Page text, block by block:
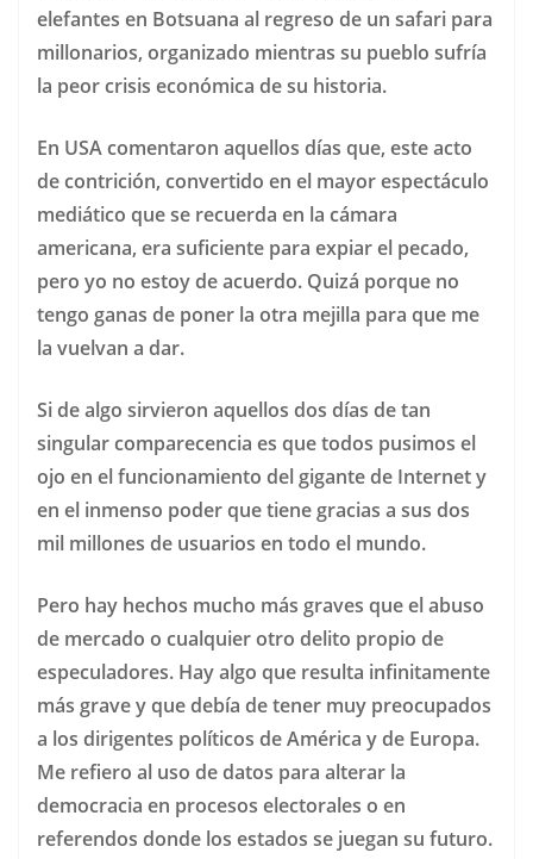
elefantes en Botsuana al regreso de un safari para
millonarios, organizado mientras su pueblo sufría
la peor crisis económica de su historia.
En USA comentaron aquellos días que, este acto
de contrición, convertido en el mayor espectáculo
mediático que se recuerda en la cámara
americana, era suficiente para expiar el pecado,
pero yo no estoy de acuerdo. Quizá porque no
tengo ganas de poner la otra mejilla para que me
la vuelvan a dar.
Si de algo sirvieron aquellos dos días de tan
singular comparecencia es que todos pusimos el
ojo en el funcionamiento del gigante de Internet y
en el inmenso poder que tiene gracias a sus dos
mil millones de usuarios en todo el mundo.
Pero hay hechos mucho más graves que el abuso
de mercado o cualquier otro delito propio de
especuladores. Hay algo que resulta infinitamente
más grave y que debía de tener muy preocupados
a los dirigentes políticos de América y de Europa.
Me refiero al uso de datos para alterar la
democracia en procesos electorales o en
referendos donde los estados se juegan su futuro.